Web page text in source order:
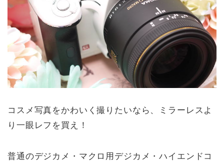
コスメ写真をかわいく撮りたいなら、ミラーレスよ
り一眼レフを買え！
普通のデジカメ・マクロ用デジカメ・ハイエンドコ